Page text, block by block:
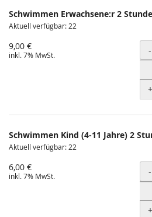
Schwimmen Erwachsene:r 2
Aktuell verfügbar: 22
9,00 €
inkl. 7% MwSt. -
+
Schwimmen Kind (4-11 Jahre) 2
Aktuell verfügbar: 22
6,00 €
inkl. 7% MwSt. -
+